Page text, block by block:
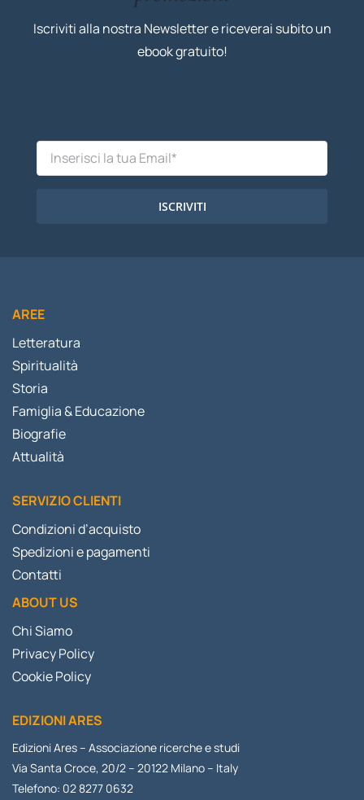
Iscriviti alla nostra Newsletter e riceverai subito un
ebook gratuito!
ISCRIVITI
AREE
Letteratura
Spiritualità
Storia
Famiglia & Educazione
Biografie
Attualità
SERVIZIO CLIENTI
Condizioni d’acquisto
Spedizioni e pagamenti
Contatti
ABOUT US
Chi Siamo
Privacy Policy
Cookie Policy
EDIZIONI ARES
Edizioni Ares – Associazione ricerche e studi
Via Santa Croce, 20/2 – 20122 Milano – Italy
Telefono: 02 8277 0632